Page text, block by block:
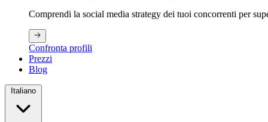
Comprendi la social media strategy dei tuoi concorrenti per
Confronta profili
Prezzi
Blog